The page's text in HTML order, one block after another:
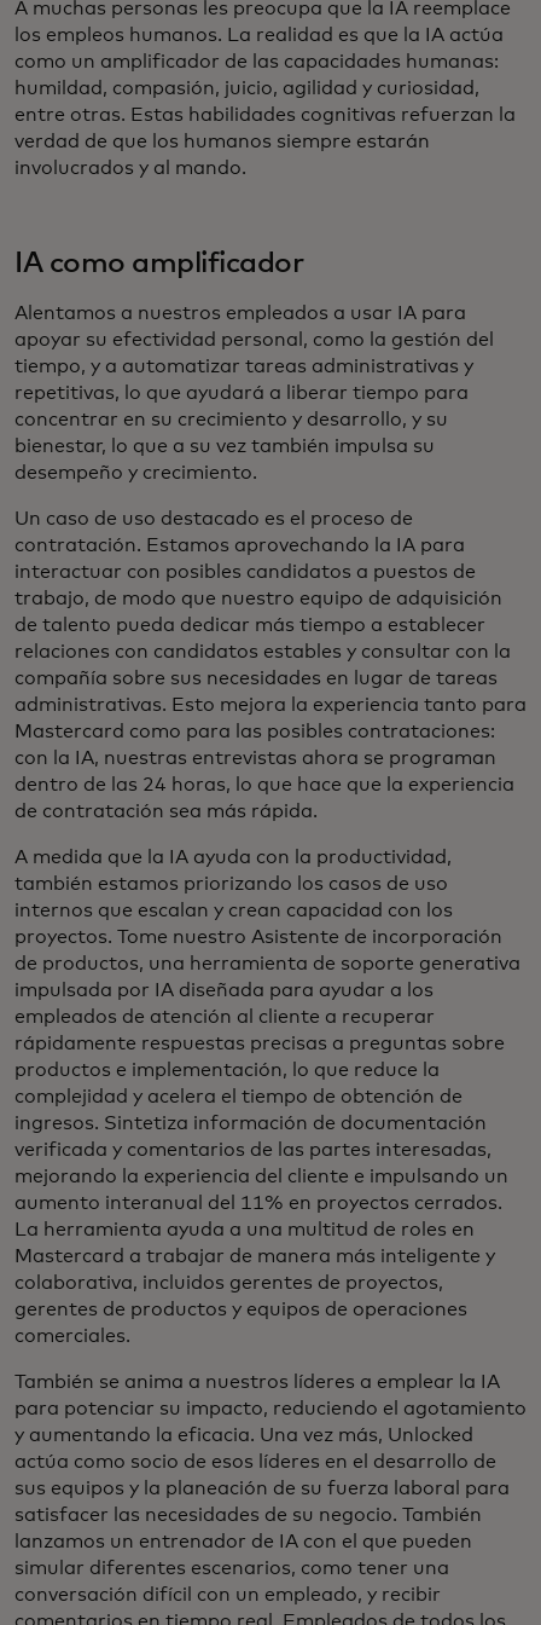
A muchas personas les preocupa que la IA reemplace
los empleos humanos. La realidad es que la IA actúa
como un amplificador de las capacidades humanas:
humildad, compasión, juicio, agilidad y curiosidad,
entre otras. Estas habilidades cognitivas refuerzan la
verdad de que los humanos siempre estarán
involucrados y al mando.
IA como amplificador
Alentamos a nuestros empleados a usar IA para
apoyar su efectividad personal, como la gestión del
tiempo, y a automatizar tareas administrativas y
repetitivas, lo que ayudará a liberar tiempo para
concentrar en su crecimiento y desarrollo, y su
bienestar, lo que a su vez también impulsa su
desempeño y crecimiento.
Un caso de uso destacado es el proceso de
contratación. Estamos aprovechando la IA para
interactuar con posibles candidatos a puestos de
trabajo, de modo que nuestro equipo de adquisición
de talento pueda dedicar más tiempo a establecer
relaciones con candidatos estables y consultar con la
compañía sobre sus necesidades en lugar de tareas
administrativas. Esto mejora la experiencia tanto para
Mastercard como para las posibles contrataciones:
con la IA, nuestras entrevistas ahora se programan
dentro de las 24 horas, lo que hace que la experiencia
de contratación sea más rápida.
A medida que la IA ayuda con la productividad,
también estamos priorizando los casos de uso
internos que escalan y crean capacidad con los
proyectos. Tome nuestro Asistente de incorporación
de productos, una herramienta de soporte generativa
impulsada por IA diseñada para ayudar a los
empleados de atención al cliente a recuperar
rápidamente respuestas precisas a preguntas sobre
productos e implementación, lo que reduce la
complejidad y acelera el tiempo de obtención de
ingresos. Sintetiza información de documentación
verificada y comentarios de las partes interesadas,
mejorando la experiencia del cliente e impulsando un
aumento interanual del 11% en proyectos cerrados.
La herramienta ayuda a una multitud de roles en
Mastercard a trabajar de manera más inteligente y
colaborativa, incluidos gerentes de proyectos,
gerentes de productos y equipos de operaciones
comerciales.
También se anima a nuestros líderes a emplear la IA
para potenciar su impacto, reduciendo el agotamiento
y aumentando la eficacia. Una vez más, Unlocked
actúa como socio de esos líderes en el desarrollo de
sus equipos y la planeación de su fuerza laboral para
satisfacer las necesidades de su negocio. También
lanzamos un entrenador de IA con el que pueden
simular diferentes escenarios, como tener una
conversación difícil con un empleado, y recibir